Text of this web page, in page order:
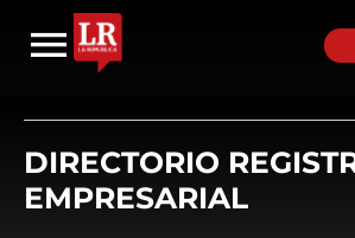
DIRECTORIO
EMPRESARIAL